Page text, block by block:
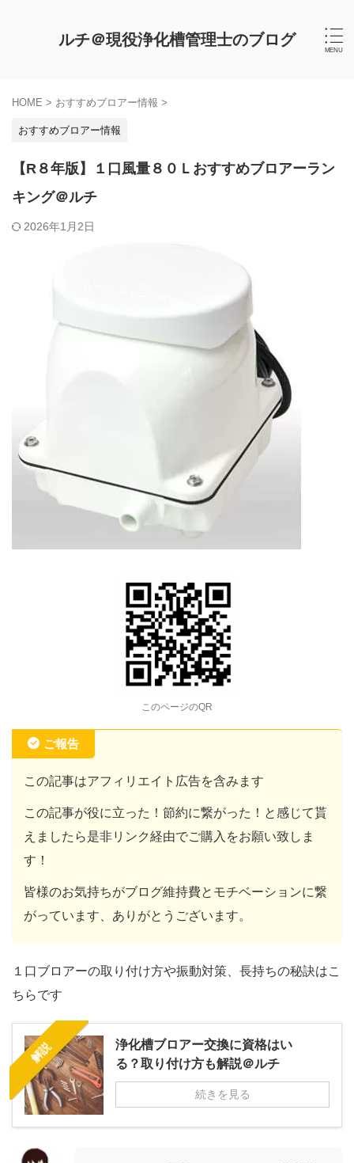
ルチ＠現役浄化槽管理士のブログ
HOME > おすすめブロアー情報 >
おすすめブロアー情報
【R８年版】１口風量８０Ｌおすすめブロアーラン
キング＠ルチ
2026年1月2日
このページのQR
ご報告
この記事はアフィリエイト広告を含みます
この記事が役に立った！節約に繋がった！と感じて貰
えましたら是非リンク経由でご購入をお願い致しま
す！
皆様のお気持ちがブログ維持費とモチベーションに繋
がっています、ありがとうございます。
１口ブロアーの取り付け方や振動対策、長持ちの秘訣はこ
ちらです
解説
浄化槽ブロアー交換に資格はい
る？取り付け方も解説＠ルチ
続きを見る